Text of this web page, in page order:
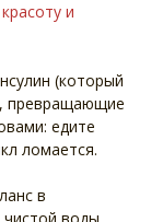
и
(который
превращающие
едите
ломается.
в